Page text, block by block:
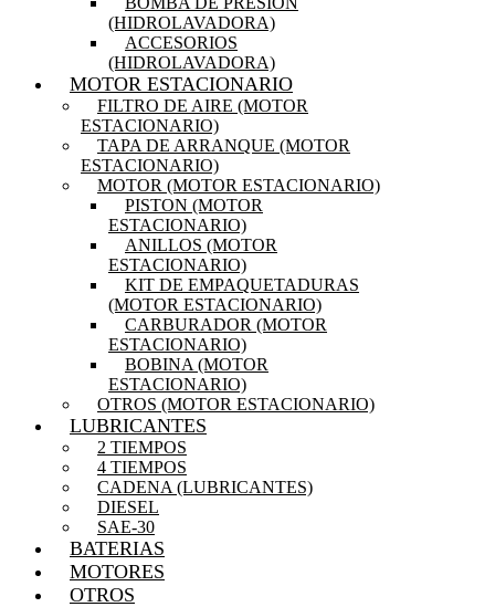
(HIDROLAVADORA)
ACCESORIOS
(HIDROLAVADORA)
MOTOR ESTACIONARIO
FILTRO DE AIRE (MOTOR
ESTACIONARIO)
TAPA DE ARRANQUE (MOTOR
ESTACIONARIO)
MOTOR (MOTOR ESTACIONARIO)
PISTON (MOTOR
ESTACIONARIO)
ANILLOS (MOTOR
ESTACIONARIO)
KIT DE EMPAQUETADURAS
(MOTOR ESTACIONARIO)
CARBURADOR (MOTOR
ESTACIONARIO)
BOBINA (MOTOR
ESTACIONARIO)
OTROS (MOTOR ESTACIONARIO)
LUBRICANTES
2 TIEMPOS
4 TIEMPOS
CADENA (LUBRICANTES)
DIESEL
SAE-30
BATERIAS
MOTORES
OTROS